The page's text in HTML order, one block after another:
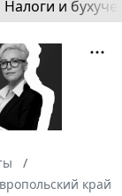
Налоги и
край